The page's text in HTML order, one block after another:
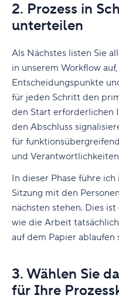
2. Prozess in
unterteilen
Als Nächstes listen Sie
in unserem Workflow
Entscheidungspunkte
für jeden Schritt den
den Start erforderlichen
den Abschluss
für
und
In dieser Phase führe
Sitzung mit den
nächsten stehen. Dies
wie die Arbeit
auf dem Papier ablaufen
3. Wählen Sie
für Ihre